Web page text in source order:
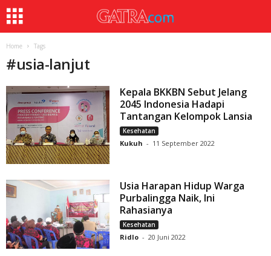
Home Tags
#usia-lanjut
Kepala BKKBN Sebut Jelang
2045 Indonesia Hadapi
Tantangan Kelompok Lansia
Kesehatan
Kukuh - 11 September 2022
Usia Harapan Hidup Warga
Purbalingga Naik, Ini
Rahasianya
Kesehatan
Ridlo - 20 Juni 2022